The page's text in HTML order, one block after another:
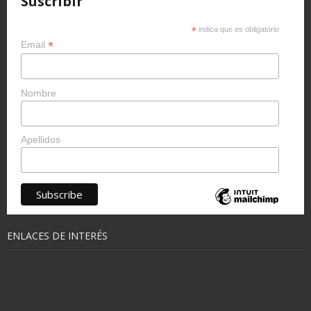
* indica que es obligatorio
Email *
Nombre
Apellidos
ENLACES DE INTERÉS